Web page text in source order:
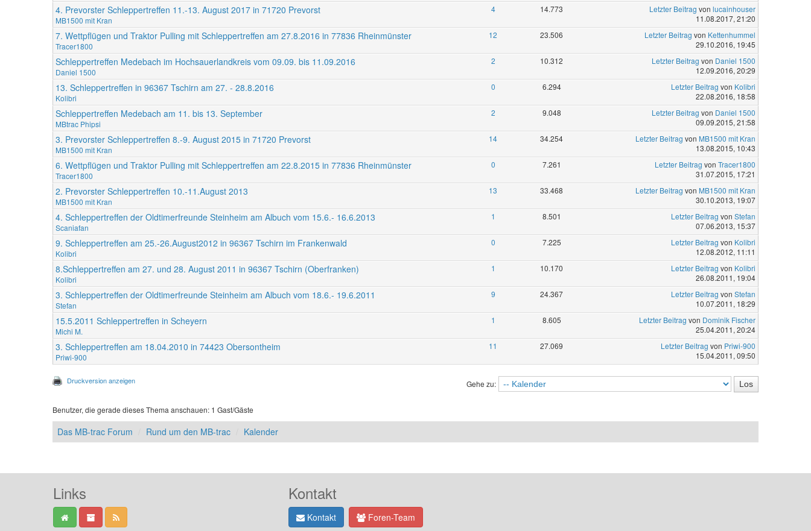
4. Prevorster Schleppertreffen 11.-13. August 2017 in 71720 Prevorst
MB1500 mit Kran
4 14.773 Letzter Beitrag von lucainhouser
11.08.2017, 21:20
7. Wettpflügen und Traktor Pulling mit Schleppertreffen am 27.8.2016 in 77836 Rheinmünster
Tracer1800
12 23.506 Letzter Beitrag von Kettenhummel
29.10.2016, 19:45
Schleppertreffen Medebach im Hochsauerlandkreis vom 09.09. bis 11.09.2016
Daniel 1500
2 10.312 Letzter Beitrag von Daniel 1500
12.09.2016, 20:29
13. Schleppertreffen in 96367 Tschirn am 27. - 28.8.2016
Kolibri
0 6.294 Letzter Beitrag von Kolibri
22.08.2016, 18:58
Schleppertreffen Medebach am 11. bis 13. September
MBtrac Phipsi
2 9.048 Letzter Beitrag von Daniel 1500
09.09.2015, 21:58
3. Prevorster Schleppertreffen 8.-9. August 2015 in 71720 Prevorst
MB1500 mit Kran
14 34.254 Letzter Beitrag von MB1500 mit Kran
13.08.2015, 10:43
6. Wettpflügen und Traktor Pulling mit Schleppertreffen am 22.8.2015 in 77836 Rheinmünster
Tracer1800
0 7.261 Letzter Beitrag von Tracer1800
31.07.2015, 17:21
2. Prevorster Schleppertreffen 10.-11.August 2013
MB1500 mit Kran
13 33.468 Letzter Beitrag von MB1500 mit Kran
30.10.2013, 19:07
4. Schleppertreffen der Oldtimerfreunde Steinheim am Albuch vom 15.6.- 16.6.2013
Scaniafan
1 8.501 Letzter Beitrag von Stefan
07.06.2013, 15:37
9. Schleppertreffen am 25.-26.August2012 in 96367 Tschirn im Frankenwald
Kolibri
0 7.225 Letzter Beitrag von Kolibri
12.08.2012, 11:11
8.Schleppertreffen am 27. und 28. August 2011 in 96367 Tschirn (Oberfranken)
Kolibri
1 10.170 Letzter Beitrag von Kolibri
26.08.2011, 19:04
3. Schleppertreffen der Oldtimerfreunde Steinheim am Albuch vom 18.6.- 19.6.2011
Stefan
9 24.367 Letzter Beitrag von Stefan
10.07.2011, 18:29
15.5.2011 Schleppertreffen in Scheyern
Michi M.
1 8.605 Letzter Beitrag von Dominik Fischer
25.04.2011, 20:24
3. Schleppertreffen am 18.04.2010 in 74423 Obersontheim
Priwi-900
11 27.069 Letzter Beitrag von Priwi-900
15.04.2011, 09:50
Druckversion anzeigen Gehe zu:
Benutzer, die gerade dieses Thema anschauen: 1 Gast/Gäste
Das MB-trac Forum Rund um den MB-trac Kalender
Links Kontakt
Kontakt Foren-Team